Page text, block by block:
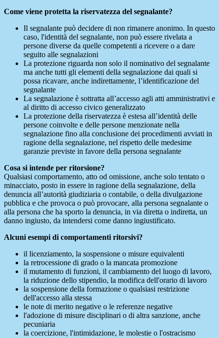
Come viene protetta la riservatezza del segnalante?
Il segnalante può decidere di non rimanere anonimo. In questo
caso, l'identità del segnalante, non può essere rivelata a
persone diverse da quelle competenti a ricevere o a dare
seguito alle segnalazioni
La protezione riguarda non solo il nominativo del segnalante
ma anche tutti gli elementi della segnalazione dai quali si
possa ricavare, anche indirettamente, l’identificazione del
segnalante
La segnalazione è sottratta all’accesso agli atti amministrativi e
al diritto di accesso civico generalizzato
La protezione della riservatezza è estesa all’identità delle
persone coinvolte e delle persone menzionate nella
segnalazione fino alla conclusione dei procedimenti avviati in
ragione della segnalazione, nel rispetto delle medesime
garanzie previste in favore della persona segnalante
Cosa si intende per ritorsione?
Qualsiasi comportamento, atto od omissione, anche solo tentato o
minacciato, posto in essere in ragione della segnalazione, della
denuncia all’autorità giudiziaria o contabile, o della divulgazione
pubblica e che provoca o può provocare, alla persona segnalante o
alla persona che ha sporto la denuncia, in via diretta o indiretta, un
danno ingiusto, da intendersi come danno ingiustificato.
Alcuni esempi di comportamenti ritorsivi?
il licenziamento, la sospensione o misure equivalenti
la retrocessione di grado o la mancata promozione
il mutamento di funzioni, il cambiamento del luogo di lavoro,
la riduzione dello stipendio, la modifica dell'orario di lavoro
la sospensione della formazione o qualsiasi restrizione
dell'accesso alla stessa
le note di merito negative o le referenze negative
l'adozione di misure disciplinari o di altra sanzione, anche
pecuniaria
la coercizione, l'intimidazione, le molestie o l'ostracismo